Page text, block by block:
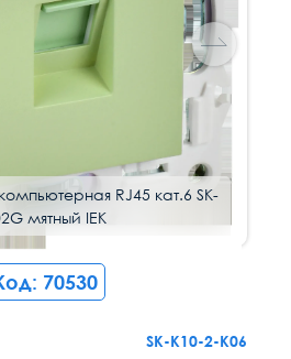
RJ45 кат.6 SK-
мятный IEK
RJ45 кат.6 SK-
мятный IEK
70530
SK-K10-2-K06